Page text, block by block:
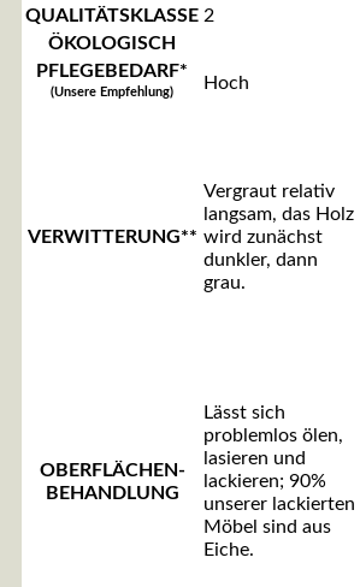
QUALITÄTSKLASSE 2
ÖKOLOGISCH
PFLEGEBEDARF*
(Unsere Empfehlung) Hoch
VERWITTERUNG**
Vergraut relativ
langsam, das Holz
wird zunächst
dunkler, dann
grau.
OBERFLÄCHEN-
BEHANDLUNG
Lässt sich
problemlos ölen,
lasieren und
lackieren; 90%
unserer lackierten
Möbel sind aus
Eiche.